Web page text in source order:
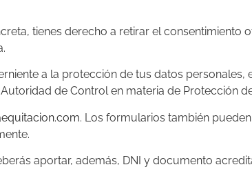
tienes derecho a retirar el
a la protección de tus datos
de Control en materia de Protección
. Los formularios también
aportar, además, DNI y documento